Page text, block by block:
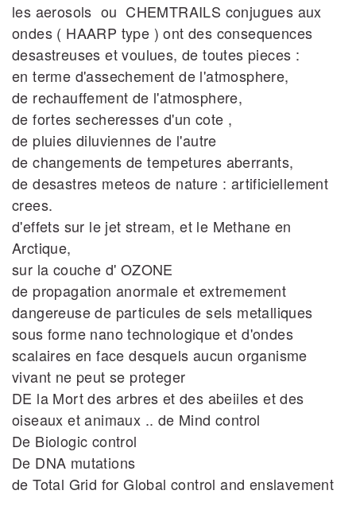
les aerosols ou CHEMTRAILS conjugues aux
ondes ( HAARP type ) ont des consequences
desastreuses et voulues, de toutes pieces :
en terme d'assechement de l'atmosphere,
de rechauffement de l'atmosphere,
de fortes secheresses d'un cote ,
de pluies diluviennes de l'autre
de changements de tempetures aberrants,
de desastres meteos de nature : artificiellement
crees.
d'effets sur le jet stream, et le Methane en
Arctique,
sur la couche d' OZONE
de propagation anormale et extremement
dangereuse de particules de sels metalliques
sous forme nano technologique et d'ondes
scalaires en face desquels aucun organisme
vivant ne peut se proteger
DE la Mort des arbres et des abeiiles et des
oiseaux et animaux .. de Mind control
De Biologic control
De DNA mutations
de Total Grid for Global control and enslavement